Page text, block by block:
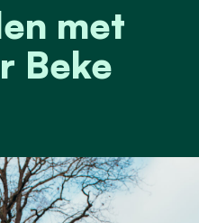
met
Beke